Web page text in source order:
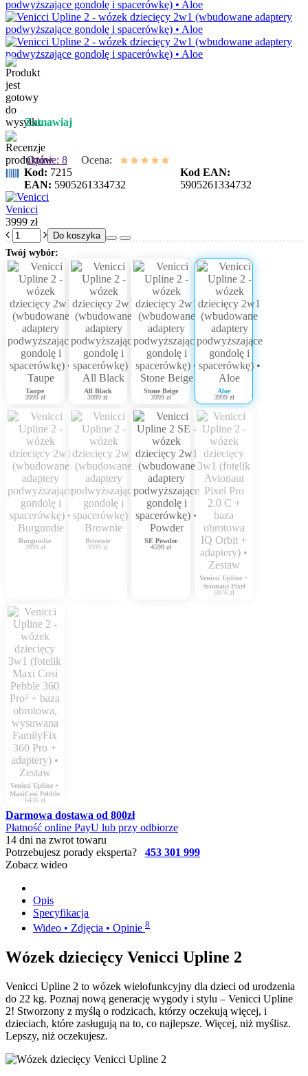
Zamawiaj
Opinie: 8
Ocena:
Kod: 7215
EAN: 5905261334732
Kod EAN:
5905261334732
Venicci
3999 zł
Do koszyka
Twój wybór:
Taupe
3999 zł
All Black
3999 zł
Stone Beige
3999 zł
Aloe
3999 zł
Burgundie
3999 zł
Brownie
3999 zł
SE Powder
4599 zł
Venicci Upline +
Avionaut Pixel
5976 zł
Venicci Upline +
MaxiCosi Pebble
6436 zł
Darmowa dostawa od 800zł
Płatność online PayU lub przy odbiorze
14 dni na zwrot towaru
Potrzebujesz porady eksperta? 453 301 999
Zobacz wideo
Opis
Specyfikacja
Wideo • Zdjęcia • Opinie 8
Wózek dziecięcy Venicci Upline 2
Venicci Upline 2 to wózek wielofunkcyjny dla dzieci od urodzenia
do 22 kg. Poznaj nową generację wygody i stylu – Venicci Upline
2! Stworzony z myślą o rodzicach, którzy oczekują więcej, i
dzieciach, które zasługują na to, co najlepsze. Więcej, niż myślisz.
Lepszy, niż oczekujesz.